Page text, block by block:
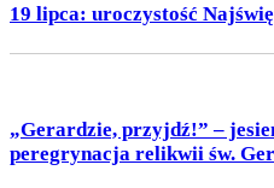
19 lipca: uroczystość
„Gerardzie, przyjdź!” –
peregrynacja relikwii św.